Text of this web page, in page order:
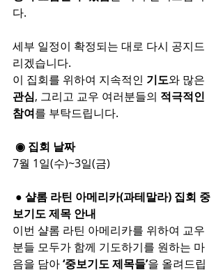
다.
세부 일정이 확정되는 대로 다시 공지드
리겠습니다.
이 집회를 위하여 지속적인 기도와 많은
관심, 그리고 교우 여러분들의 적극적인
참여를 부탁드립니다.
◉ 집회 날짜
7월 1일(수)~3일(금)
● 샬롬 라틴 아메리카(과테말라) 집회 중
보기도 제목 안내
이번 샬롬 라틴 아메리카를 위하여 교우
분들 모두가 함께 기도하기를 원하는 마
음을 담아 ‘중보기도 제목들’을 올려드립